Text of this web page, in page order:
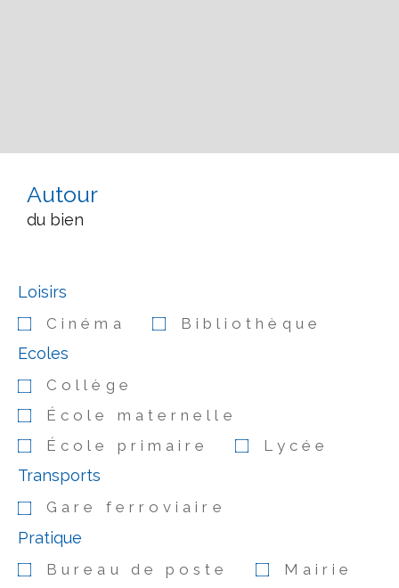
Autour
du bien
Loisirs
Cinéma Bibliothèque
Ecoles
Collège
École maternelle
École primaire
Lycée
Transports
Gare ferroviaire
Pratique
Bureau de poste Mairie